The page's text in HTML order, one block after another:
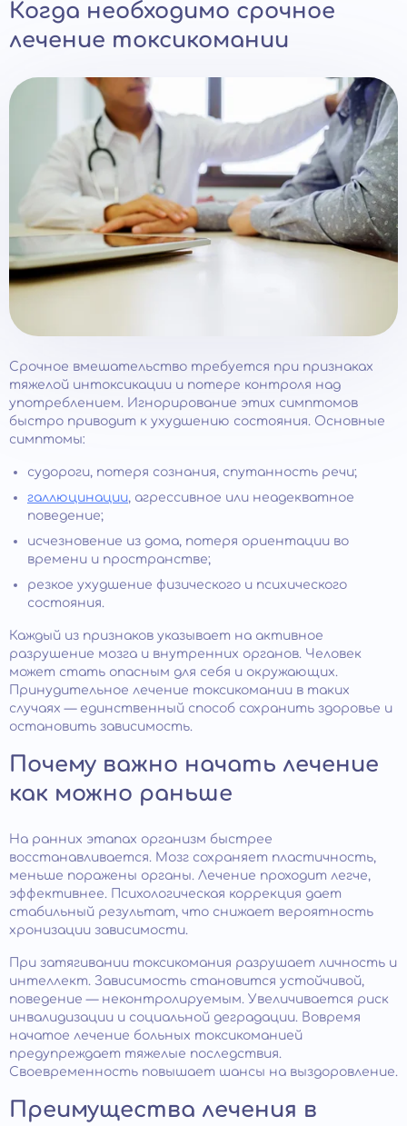
Когда необходимо срочное
лечение токсикомании
Срочное вмешательство требуется при признаках
тяжелой интоксикации и потере контроля над
употреблением. Игнорирование этих симптомов
быстро приводит к ухудшению состояния. Основные
симптомы:
судороги, потеря сознания, спутанность речи;
галлюцинации, агрессивное или неадекватное
поведение;
исчезновение из дома, потеря ориентации во
времени и пространстве;
резкое ухудшение физического и психического
состояния.
Каждый из признаков указывает на активное
разрушение мозга и внутренних органов. Человек
может стать опасным для себя и окружающих.
Принудительное лечение токсикомании в таких
случаях — единственный способ сохранить здоровье и
остановить зависимость.
Почему важно начать лечение
как можно раньше
На ранних этапах организм быстрее
восстанавливается. Мозг сохраняет пластичность,
меньше поражены органы. Лечение проходит легче,
эффективнее. Психологическая коррекция дает
стабильный результат, что снижает вероятность
хронизации зависимости.
При затягивании токсикомания разрушает личность и
интеллект. Зависимость становится устойчивой,
поведение — неконтролируемым. Увеличивается риск
инвалидизации и социальной деградации. Вовремя
начатое лечение больных токсикоманией
предупреждает тяжелые последствия.
Своевременность повышает шансы на выздоровление.
Преимущества лечения в